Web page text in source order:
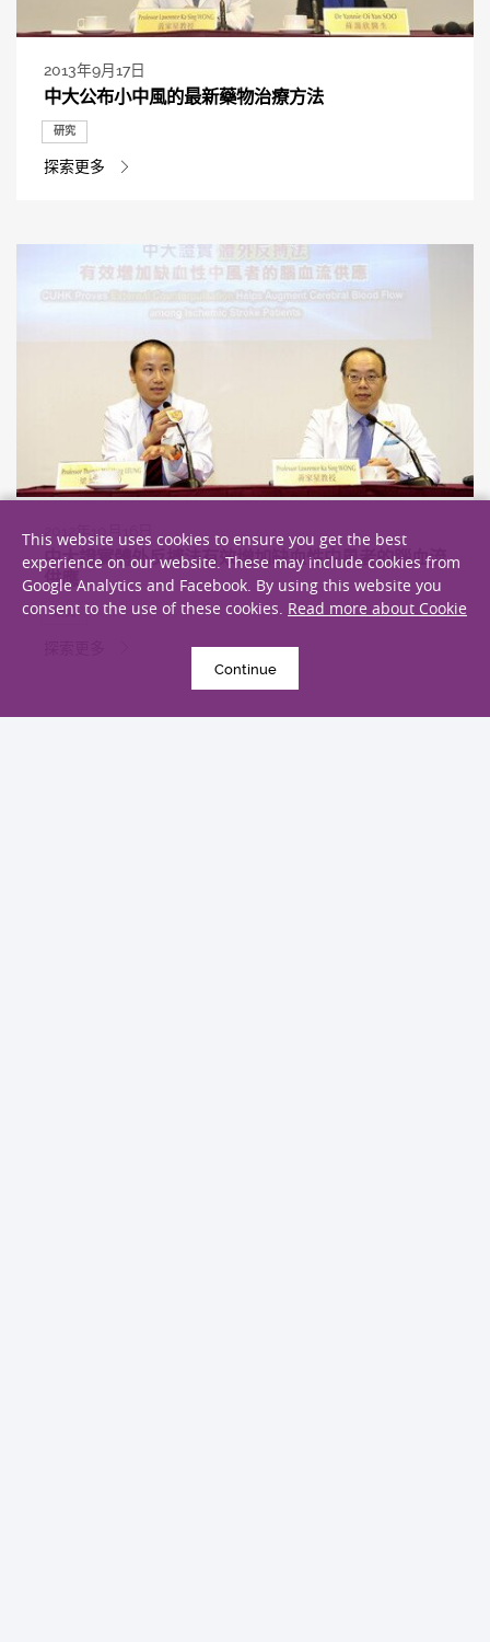
2013年9月17日
中大公布小中風的最新藥物治療方法
研究
探索更多
2012年10月16日
中大證實體外反搏法有效增加缺血性中風者的腦血流
供應
研究
This website uses cookies to ensure you get the best
experience on our website. These may include cookies from
Google Analytics and Facebook. By using this website you
consent to the use of these cookies. Read more about Cookie
Continue